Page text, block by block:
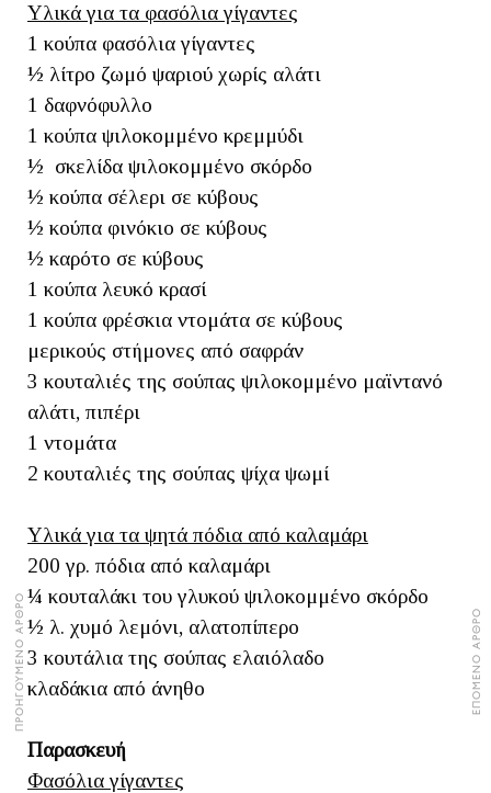
ΠΡΟΗΓΟΥΜΕΝΟ ΑΡΘΡΟ ΕΠΟΜΕΝΟ ΑΡΘΡΟ
Υλικά για τα φασόλια γίγαντες
1 κούπα φασόλια γίγαντες
½ λίτρο ζωμό ψαριού χωρίς αλάτι
1 δαφνόφυλλο
1 κούπα ψιλοκομμένο κρεμμύδι
½ σκελίδα ψιλοκομμένο σκόρδο
½ κούπα σέλερι σε κύβους
½ κούπα φινόκιο σε κύβους
½ καρότο σε κύβους
1 κούπα λευκό κρασί
1 κούπα φρέσκια ντομάτα σε κύβους
μερικούς στήμονες από σαφράν
3 κουταλιές της σούπας ψιλοκομμένο μαϊντανό
αλάτι, πιπέρι
1 ντομάτα
2 κουταλιές της σούπας ψίχα ψωμί
Υλικά για τα ψητά πόδια από καλαμάρι
200 γρ. πόδια από καλαμάρι
¼ κουταλάκι του γλυκού ψιλοκομμένο σκόρδο
½ λ. χυμό λεμόνι, αλατοπίπερο
3 κουτάλια της σούπας ελαιόλαδο
κλαδάκια από άνηθο
Παρασκευή
Φασόλια γίγαντες